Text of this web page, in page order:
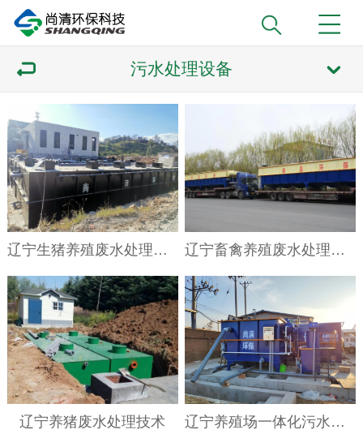
污水处理设备
辽宁生猪养殖废水处理设备 辽宁畜禽养殖废水处理设备
辽宁养猪废水处理技术 辽宁养殖场一体化污水处理设备